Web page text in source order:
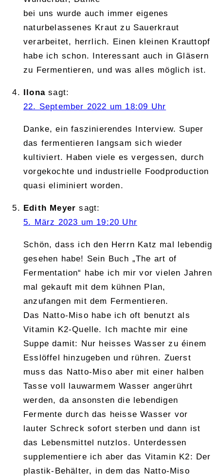
bei uns wurde auch immer eigenes
naturbelassenes Kraut zu Sauerkraut
verarbeitet, herrlich. Einen kleinen Krauttopf
habe ich schon. Interessant auch in Gläsern
zu Fermentieren, und was alles möglich ist.
Ilona sagt:
22. September 2022 um 18:09 Uhr
Danke, ein faszinierendes Interview. Super
das fermentieren langsam sich wieder
kultiviert. Haben viele es vergessen, durch
vorgekochte und industrielle Foodproduction
quasi eliminiert worden.
Edith Meyer sagt:
5. März 2023 um 19:20 Uhr
Schön, dass ich den Herrn Katz mal lebendig
gesehen habe! Sein Buch „The art of
Fermentation“ habe ich mir vor vielen Jahren
mal gekauft mit dem kühnen Plan,
anzufangen mit dem Fermentieren.
Das Natto-Miso habe ich oft benutzt als
Vitamin K2-Quelle. Ich machte mir eine
Suppe damit: Nur heisses Wasser zu éinem
Esslöffel hinzugeben und rühren. Zuerst
muss das Natto-Miso aber mit einer halben
Tasse voll lauwarmem Wasser angerührt
werden, da ansonsten die lebendigen
Fermente durch das heisse Wasser vor
lauter Schreck sofort sterben und dann ist
das Lebensmittel nutzlos. Unterdessen
supplementiere ich aber das Vitamin K2: Der
plastik-Behälter, in dem das Natto-Miso